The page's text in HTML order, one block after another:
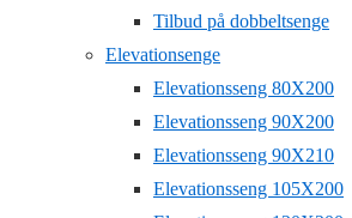
Tilbud på dobbeltsenge
Elevationsenge
Elevationsseng 80X200
Elevationsseng 90X200
Elevationsseng 90X210
Elevationsseng 105X200